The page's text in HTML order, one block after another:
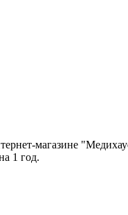
магазине
1 год.